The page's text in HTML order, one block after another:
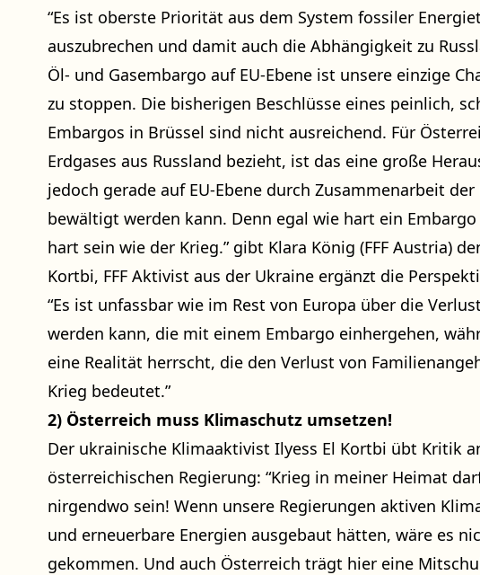
“Es ist oberste Priorität aus dem System fossiler
auszubrechen und damit auch die Abhängigkeit zu
Öl- und Gasembargo auf EU-Ebene ist unsere einzige
zu stoppen. Die bisherigen Beschlüsse eines peinlich,
Embargos in Brüssel sind nicht ausreichend. Für
Erdgases aus Russland bezieht, ist das eine große
jedoch gerade auf EU-Ebene durch Zusammenarbeit
bewältigt werden kann. Denn egal wie hart ein
hart sein wie der Krieg.” gibt Klara König (FFF Austria)
Kortbi, FFF Aktivist aus der Ukraine ergänzt die
“Es ist unfassbar wie im Rest von Europa über die
werden kann, die mit einem Embargo einhergehen,
eine Realität herrscht, die den Verlust von
Krieg bedeutet.”
2) Österreich muss Klimaschutz umsetzen!
Der ukrainische Klimaaktivist Ilyess El Kortbi übt Kritik
österreichischen Regierung: “Krieg in meiner Heimat
nirgendwo sein! Wenn unsere Regierungen aktiven
und erneuerbare Energien ausgebaut hätten, wäre es
gekommen. Und auch Österreich trägt hier eine